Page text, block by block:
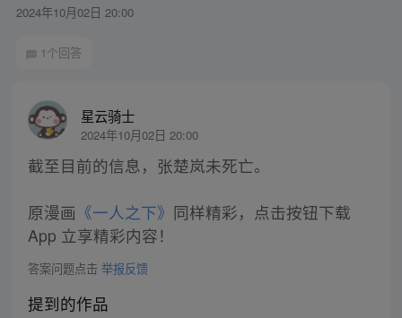
2024年10月02日 20:00
1个回答
星云骑士
2024年10月02日 20:00
截至目前的信息，张楚岚未死亡。
原漫画 《一人之下》 同样精彩，点击按钮下载
App 立享精彩内容！
答案问题点击 举报反馈
提到的作品